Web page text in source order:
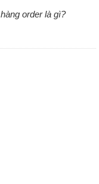
order là gì?